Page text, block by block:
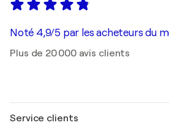
Noté 4,9/5 par les acheteurs du
Plus de 20 000 avis clients
Service clients